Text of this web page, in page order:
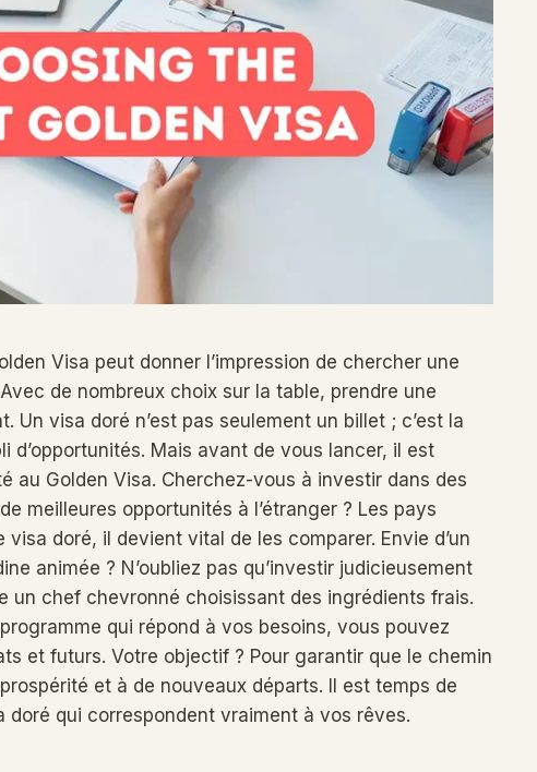
Visa peut donner l’impression de chercher une
de nombreux choix sur la table, prendre une
Un visa doré n’est pas seulement un billet ; c’est la
d’opportunités. Mais avant de vous lancer, il est
au Golden Visa. Cherchez-vous à investir dans des
meilleures opportunités à l’étranger ? Les pays
doré, il devient vital de les comparer. Envie d’un
animée ? N’oubliez pas qu’investir judicieusement
un chef chevronné choisissant des ingrédients frais.
qui répond à vos besoins, vous pouvez
et futurs. Votre objectif ? Pour garantir que le chemin
et à de nouveaux départs. Il est temps de
doré qui correspondent vraiment à vos rêves.